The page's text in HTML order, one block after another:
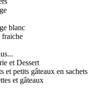
blanc
fraiche
et Dessert
et petits gâteaux en sachets
et gâteaux